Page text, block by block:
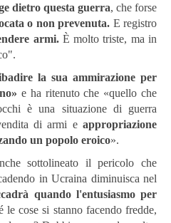
dietro questa guerra, che forse
o non prevenuta. E registro
armi. È molto triste, ma in
la sua ammirazione per
e ha ritenuto che «quello che
è una situazione di guerra
di armi e appropriazione
un popolo eroico».
sottolineato il pericolo che
in Ucraina diminuisca nel
quando l'entusiasmo per
le cose si stanno facendo fredde,